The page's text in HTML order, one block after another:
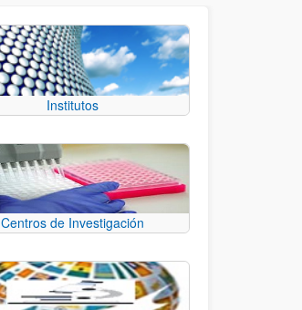
Institutos
Centros de Investigación